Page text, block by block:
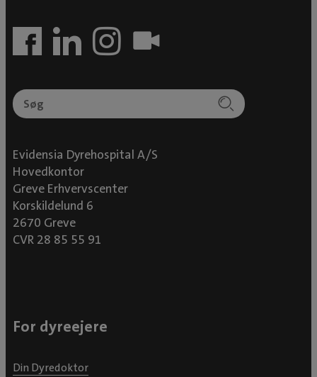
Evidensia Dyrehospital A/S
Hovedkontor
Greve Erhvervscenter
Korskildelund 6
2670 Greve
CVR 28 85 55 91
For dyreejere
Din Dyredoktor